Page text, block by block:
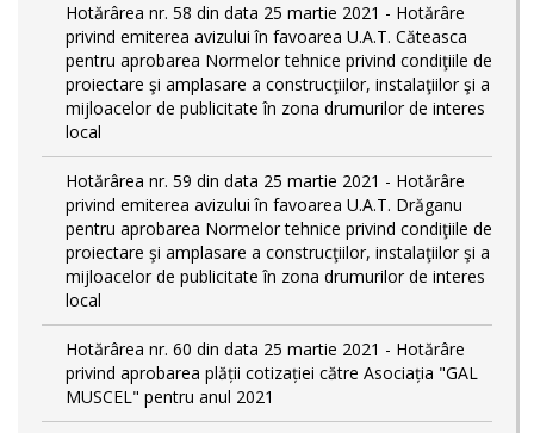
Hotărârea nr. 58 din data 25 martie 2021 - Hotărâre
privind emiterea avizului în favoarea U.A.T. Căteasca
pentru aprobarea Normelor tehnice privind condiţiile de
proiectare şi amplasare a construcţiilor, instalaţiilor şi a
mijloacelor de publicitate în zona drumurilor de interes
local
Hotărârea nr. 59 din data 25 martie 2021 - Hotărâre
privind emiterea avizului în favoarea U.A.T. Drăganu
pentru aprobarea Normelor tehnice privind condiţiile de
proiectare şi amplasare a construcţiilor, instalaţiilor şi a
mijloacelor de publicitate în zona drumurilor de interes
local
Hotărârea nr. 60 din data 25 martie 2021 - Hotărâre
privind aprobarea plății cotizației către Asociația "GAL
MUSCEL" pentru anul 2021